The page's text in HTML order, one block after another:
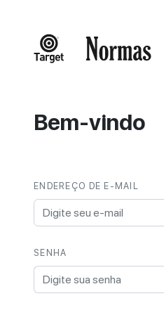
Bem-vindo
ENDEREÇO DE E-MAIL
SENHA